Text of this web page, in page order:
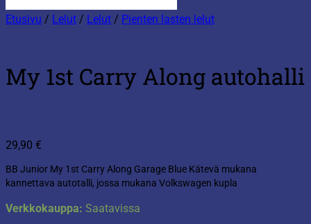
Etusivu / Lelut / Lelut / Pienten lasten lelut
My 1st Carry Along autohalli
29,90 €
BB Junior My 1st Carry Along Garage Blue Kätevä mukana
kannettava autotalli, jossa mukana Volkswagen kupla
Verkkokauppa: Saatavissa